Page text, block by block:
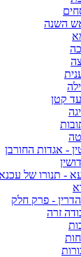
השנה
קטן
- אגדות החורבן
- תנורו של
- פרק חלק
זרה